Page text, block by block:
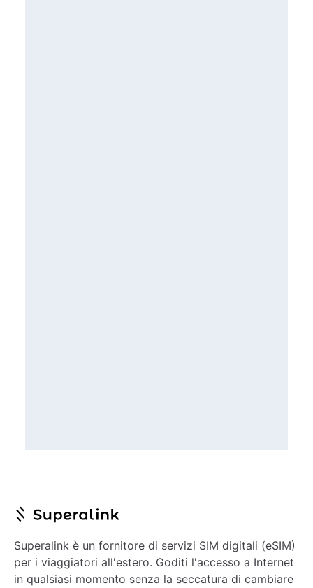
Superalink è un fornitore di servizi SIM digitali (eSIM)
per i viaggiatori all'estero. Goditi l'accesso a Internet
in qualsiasi momento senza la seccatura di cambiare